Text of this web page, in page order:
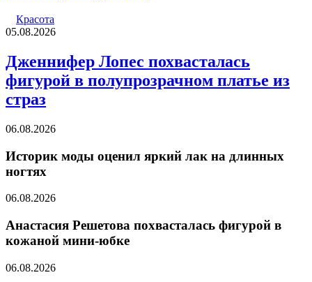
Красота
05.08.2026
Дженнифер Лопес похвасталась
фигурой в полупрозрачном платье из
страз
06.08.2026
Историк моды оценил яркий лак на длинных
ногтях
06.08.2026
Анастасия Решетова похвасталась фигурой в
кожаной мини-юбке
06.08.2026